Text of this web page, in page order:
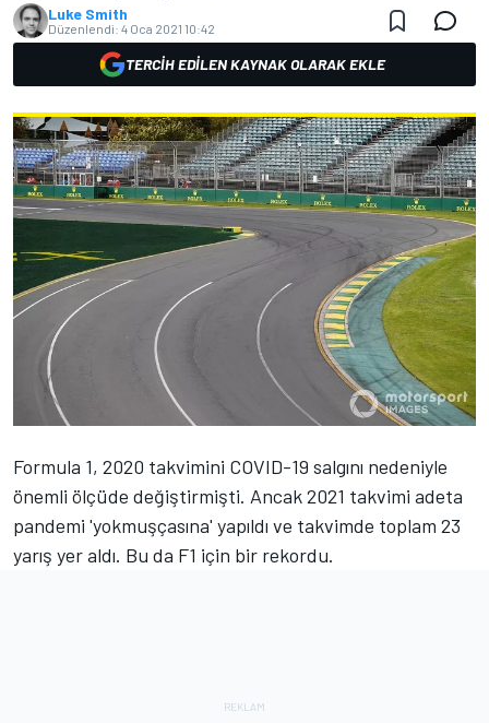
Luke Smith
Düzenlendi: 4 Oca 2021 10:42
TERCIH EDILEN KAYNAK OLARAK EKLE
Formula 1, 2020 takvimini COVID-19 salgını nedeniyle
önemli ölçüde değiştirmişti. Ancak 2021 takvimi adeta
pandemi 'yokmuşçasına' yapıldı ve takvimde toplam 23
yarış yer aldı. Bu da F1 için bir rekordu.